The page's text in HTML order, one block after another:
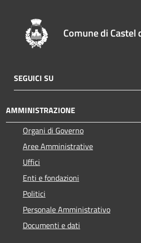
Comune di Castel
SEGUICI SU
AMMINISTRAZIONE
Organi di Governo
Aree Amministrative
Uffici
Enti e fondazioni
Politici
Personale Amministrativo
Documenti e dati